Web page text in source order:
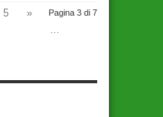
Pagina 3 di 7
5
»
...